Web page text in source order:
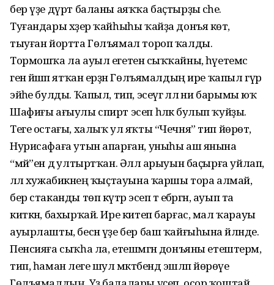
бер үҙе дүрт баланы аяҡҡа баҫтырҙы әсәһе.
Туғандары хәҙер ҡайһыһы ҡайҙа донъя көтә,
тыуған йортта Гөлъямал тороп ҡалды.
Тормошҡа ла ауыл егетенә сыҡҡайны, һәүетемсә
генә йәшәп ятҡан ерҙән Гөлъямалдың ире ҡапыл гүр
эйәһе булды. Ҡапыл, тип, эсеүгә әллә ни барымы юҡ
Шафиғы ағыулы спирт эсеп һәләк булып ҡуйҙы.
Теге остағы, халыҡ ул яҡты “Чечня” тип йөрөтә,
Нурисафаға утын апарған, уныһы аш янына
“мәй”ен дә ултыртҡан. Әллә арыуын баҫырға уйлап,
әллә хужабикәнең ҡыҫтауына ҡаршы тора алмай,
бер стаканды төп күтәрә эсеп тә ебәргән, ауып та
киткән, бахырҡай. Ире китеп барғас, мал ҡарауы
ауырлашты, бесән үҙе бер баш ҡайғыһына әйләнде.
Пенсияға сыҡһа ла, етешмәгән донъяны етештерәм,
тип, һаман әлеге шул мәктәбендә эшләп йөрөүе